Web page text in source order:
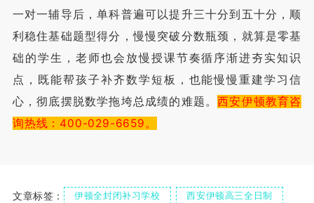
一对一辅导后，单科普遍可以提升三十分到五十分，顺
利稳住基础题型得分，慢慢突破分数瓶颈，就算是零基
础的学生，老师也会放慢授课节奏循序渐进夯实知识
点，既能帮孩子补齐数学短板，也能慢慢重建学习信
心，彻底摆脱数学拖垮总成绩的难题。西安伊顿教育咨
询热线：400-029-6659。
文章标签： 伊顿全封闭补习学校 西安伊顿高三全日制